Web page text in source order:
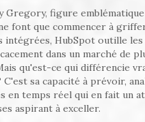
Gregory, figure
font que commencer à
intégrées, HubSpot outille
dans un marché de
qu'est-ce qui différencie
sa capacité à prévoir,
en temps réel qui en fait un
aspirant à exceller.